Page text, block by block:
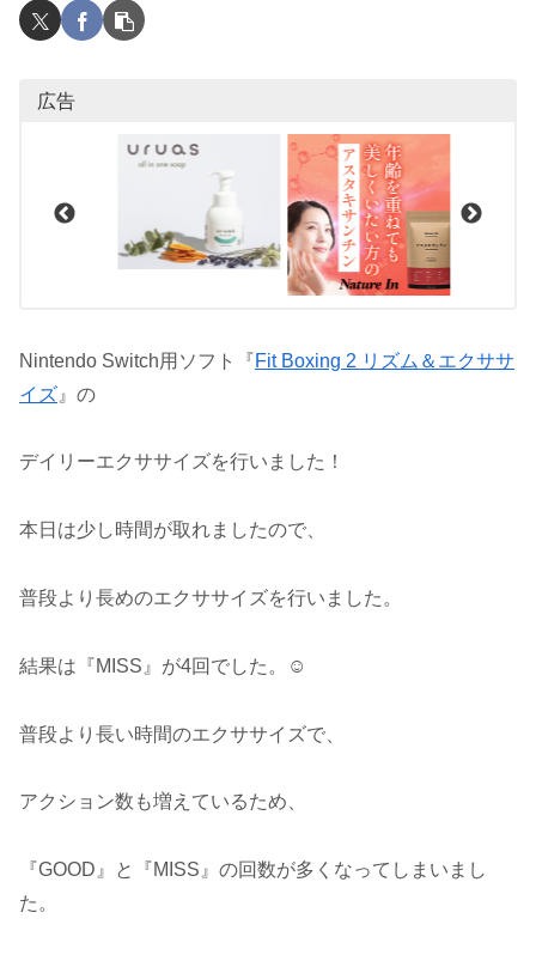
広告
Nintendo Switch用ソフト『Fit Boxing 2 リズム＆エクササ
イズ 』の
デイリーエクササイズを行いました！
本日は少し時間が取れましたので、
普段より長めのエクササイズを行いました。
結果は『MISS』が4回でした。☺️
普段より長い時間のエクササイズで、
アクション数も増えているため、
『GOOD』と『MISS』の回数が多くなってしまいまし
た。